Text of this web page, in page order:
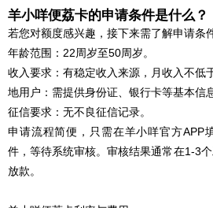
羊小咩便荔卡的申请条件是什么？
若您对额度感兴趣，接下来需了解申请条
年龄范围：22周岁至50周岁。
收入要求：有稳定收入来源，月收入不低
地用户：需提供身份证、银行卡等基本信息
征信要求：无不良征信记录。
申请流程简便，只需在羊小咩官方APP
件，等待系统审核。审核结果通常在1-3
放款。